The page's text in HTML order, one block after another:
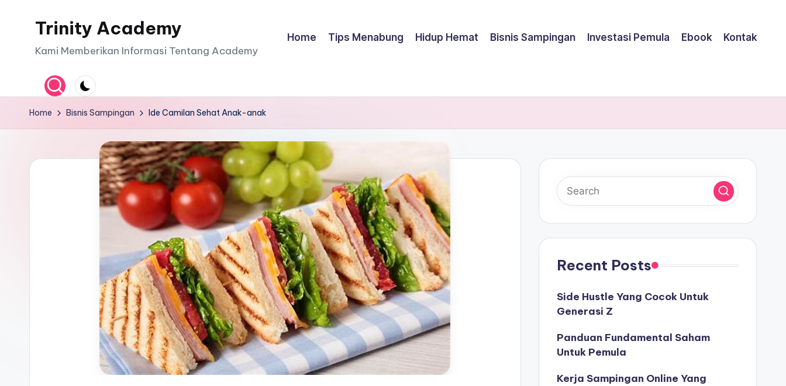
Trinity Academy
Kami Memberikan Informasi Tentang Academy
Home Tips Menabung Hidup Hemat Bisnis Sampingan Investasi Pemula Ebook Kontak
Home Bisnis Sampingan Ide Camilan Sehat Anak-anak
Recent Posts
Side Hustle Yang Cocok Untuk
Generasi Z
Panduan Fundamental Saham
Untuk Pemula
Kerja Sampingan Online Yang